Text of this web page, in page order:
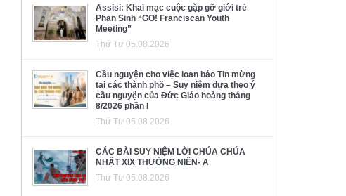
Assisi: Khai mạc cuộc gặp gỡ giới trẻ
Phan Sinh “GO! Franciscan Youth
Meeting”
Thứ Tư 05.08.2026
Cầu nguyện cho việc loan báo Tin mừng
tại các thành phố – Suy niệm dựa theo ý
cầu nguyện của Đức Giáo hoàng tháng
8/2026 phần I
Thứ Tư 05.08.2026
CÁC BÀI SUY NIỆM LỜI CHÚA CHÚA
NHẬT XIX THƯỜNG NIÊN- A
Thứ Tư 05.08.2026